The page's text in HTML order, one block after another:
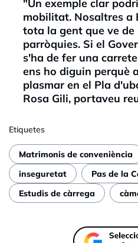
"Un exemple clar
mobilitat. Nosaltres a
tota la gent que ve de
parròquies. Si el
s'ha de fer una
ens ho diguin perquè
plasmar en el Pla
Rosa Gili, portaveu
Etiquetes
Matrimonis de conveniència
inseguretat
Pas de la
Estudis de càrrega